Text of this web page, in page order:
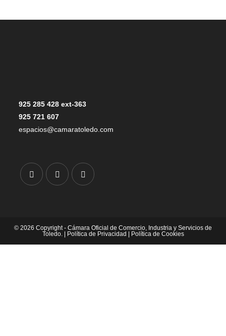
925 285 428 ext-363
925 721 607
espacios@camaratoledo.com
© 2026 Copyright - Cámara Oficial de Comercio, Industria y Servicios de
Toledo. | Política de Privacidad | Política de Cookies